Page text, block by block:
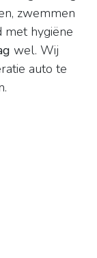
zwemmen
met hygiëne
wel. Wij
auto te